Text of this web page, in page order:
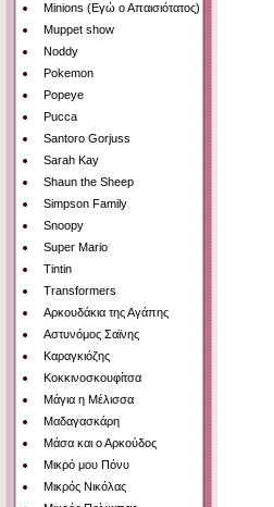
Minions (Εγώ ο Απαισιότατος)
Muppet show
Noddy
Pokemon
Popeye
Pucca
Santoro Gorjuss
Sarah Kay
Shaun the Sheep
Simpson Family
Snoopy
Super Mario
Tintin
Transformers
Αρκουδάκια της Αγάπης
Αστυνόμος Σαϊνης
Καραγκιόζης
Κοκκινοσκουφίτσα
Μάγια η Μέλισσα
Μαδαγασκάρη
Μάσα και ο Αρκούδος
Μικρό μου Πόνυ
Μικρός Νικόλας